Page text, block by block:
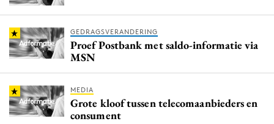
GEDRAGSVERANDERING
Proef Postbank met saldo-informatie via
MSN
MEDIA
Grote kloof tussen telecomaanbieders en
consument